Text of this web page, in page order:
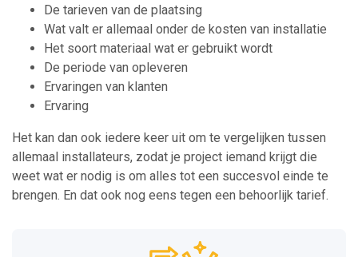
De tarieven van de plaatsing
Wat valt er allemaal onder de kosten van installatie
Het soort materiaal wat er gebruikt wordt
De periode van opleveren
Ervaringen van klanten
Ervaring
Het kan dan ook iedere keer uit om te vergelijken tussen
allemaal installateurs, zodat je project iemand krijgt die
weet wat er nodig is om alles tot een succesvol einde te
brengen. En dat ook nog eens tegen een behoorlijk tarief.